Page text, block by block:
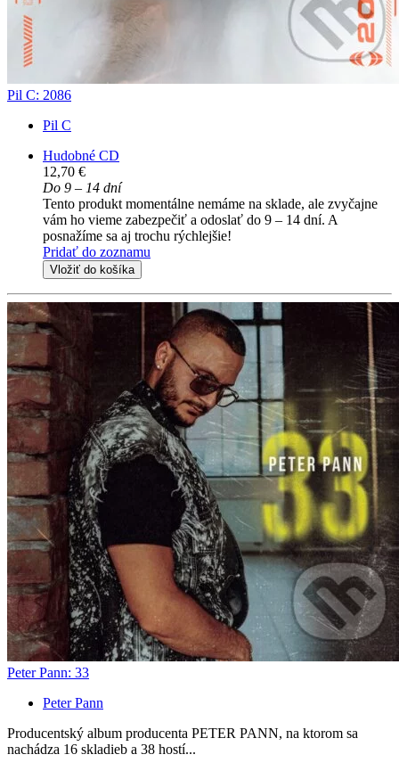
Pil C: 2086
Pil C
Hudobné CD
12,70 €
Do 9 – 14 dní
Tento produkt momentálne nemáme na sklade, ale zvyčajne
vám ho vieme zabezpečiť a odoslať do 9 – 14 dní. A
posnažíme sa aj trochu rýchlejšie!
Pridať do zoznamu
Vložiť do košíka
Peter Pann: 33
Peter Pann
Producentský album producenta PETER PANN, na ktorom sa
nachádza 16 skladieb a 38 hostí...